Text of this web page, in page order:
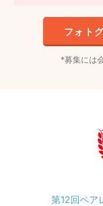
フォト
募集には
第12回ペア